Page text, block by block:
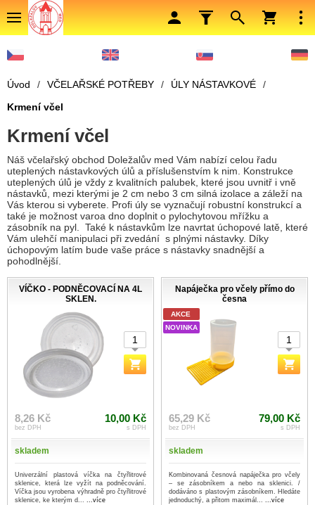
Úvod / VČELAŘSKÉ POTŘEBY / ÚLY NÁSTAVKOVÉ
/
Krmení včel
Krmení včel
Náš včelařský obchod Doležalův med Vám nabízí celou řadu
uteplených nástavkových úlů a příslušenstvím k nim. Konstrukce
uteplených úlů je vždy z kvalitních palubek, které jsou uvnitř i vně
nástavků, mezi kterými je 2 cm nebo 3 cm silná izolace a záleží na
Vás kterou si vyberete. Profi úly se vyznačují robustní konstrukcí a
také je možnost varoa dno doplnit o pylochytovou mřížku a
zásobník na pyl. Také k nástavkům lze navrtat úchopové latě, které
Vám ulehčí manipulaci při zvedání s plnými nástavky. Díky
úchopovým latím bude vaše práce s nástavky snadnější a
pohodlnější.
VÍČKO - PODNĚCOVACÍ NA 4L
SKLEN.
8,26 Kč
bez DPH
10,00 Kč
s DPH
skladem
Univerzální plastová víčka na čtyřlitrové
sklenice, která lze vyžít na podněcování.
Víčka jsou vyrobena výhradně pro čtyřlitrové
sklenice, ke kterým d... ...více
Napáječka pro včely přímo do
česna
AKCE
NOVINKA
65,29 Kč
bez DPH
79,00 Kč
s DPH
skladem
Kombinovaná česnová napáječka pro včely
– se zásobníkem a nebo na sklenici. /
dodáváno s plastovým zásobníkem. Hledáte
jednoduchý, a přitom maximál... ...více